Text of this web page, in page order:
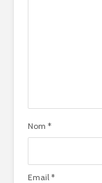
Nom *
Email *